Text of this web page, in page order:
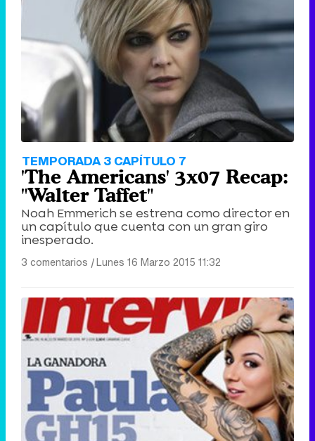
TEMPORADA 3 CAPÍTULO 7
'The Americans' 3x07 Recap:
"Walter Taffet"
Noah Emmerich se estrena como director en
un capítulo que cuenta con un gran giro
inesperado.
3 comentarios |Lunes 16 Marzo 2015 11:32